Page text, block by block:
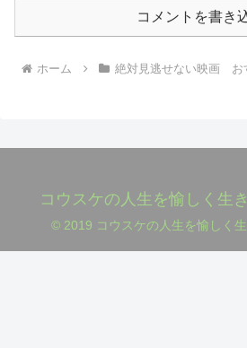
コメントを書き
ホーム 絶対見逃せない映画 お
コウスケの人生を愉しく生
© 2019 コウスケの人生を愉しく